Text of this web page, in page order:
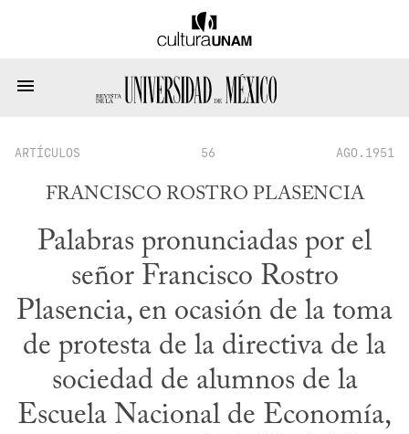
ARTÍCULOS 56 AGO.1951
FRANCISCO ROSTRO PLASENCIA
Palabras pronunciadas por el
señor Francisco Rostro
Plasencia, en ocasión de la toma
de protesta de la directiva de la
sociedad de alumnos de la
Escuela Nacional de Economía,